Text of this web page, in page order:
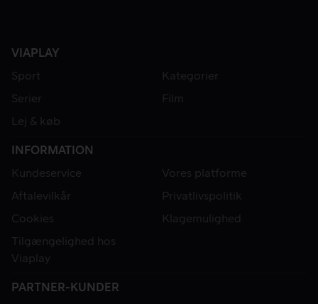
VIAPLAY
Sport
Kategorier
Serier
Film
Lej & køb
INFORMATION
Kundeservice
Vores platforme
Aftalevilkår
Privatlivspolitik
Cookies
Klagemulighed
Tilgængelighed hos
Viaplay
PARTNER-KUNDER